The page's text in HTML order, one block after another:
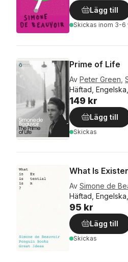
Lägg till
Skickas inom 3-6
Prime of Life
Av Peter Green
Häftad,
149 kr
Lägg till
Skickas
What Is
Av Simone de
Häftad,
95 kr
Lägg till
Skickas